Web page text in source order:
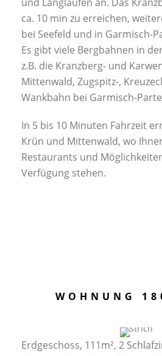
ca. 10 min zu erreichen,
bei Seefeld und in Garmisch-
Es gibt viele Bergbahnen in
z.B. die Kranzberg- und
Mittenwald, Zugspitz-,
Wankbahn bei Garmisch-
In 5 bis 10 Minuten Fahrzeit
Krün und Mittenwald, wo
Restaurants und
Verfügung stehen.
WOHNUNG
Erdgeschoss, 111m², 2